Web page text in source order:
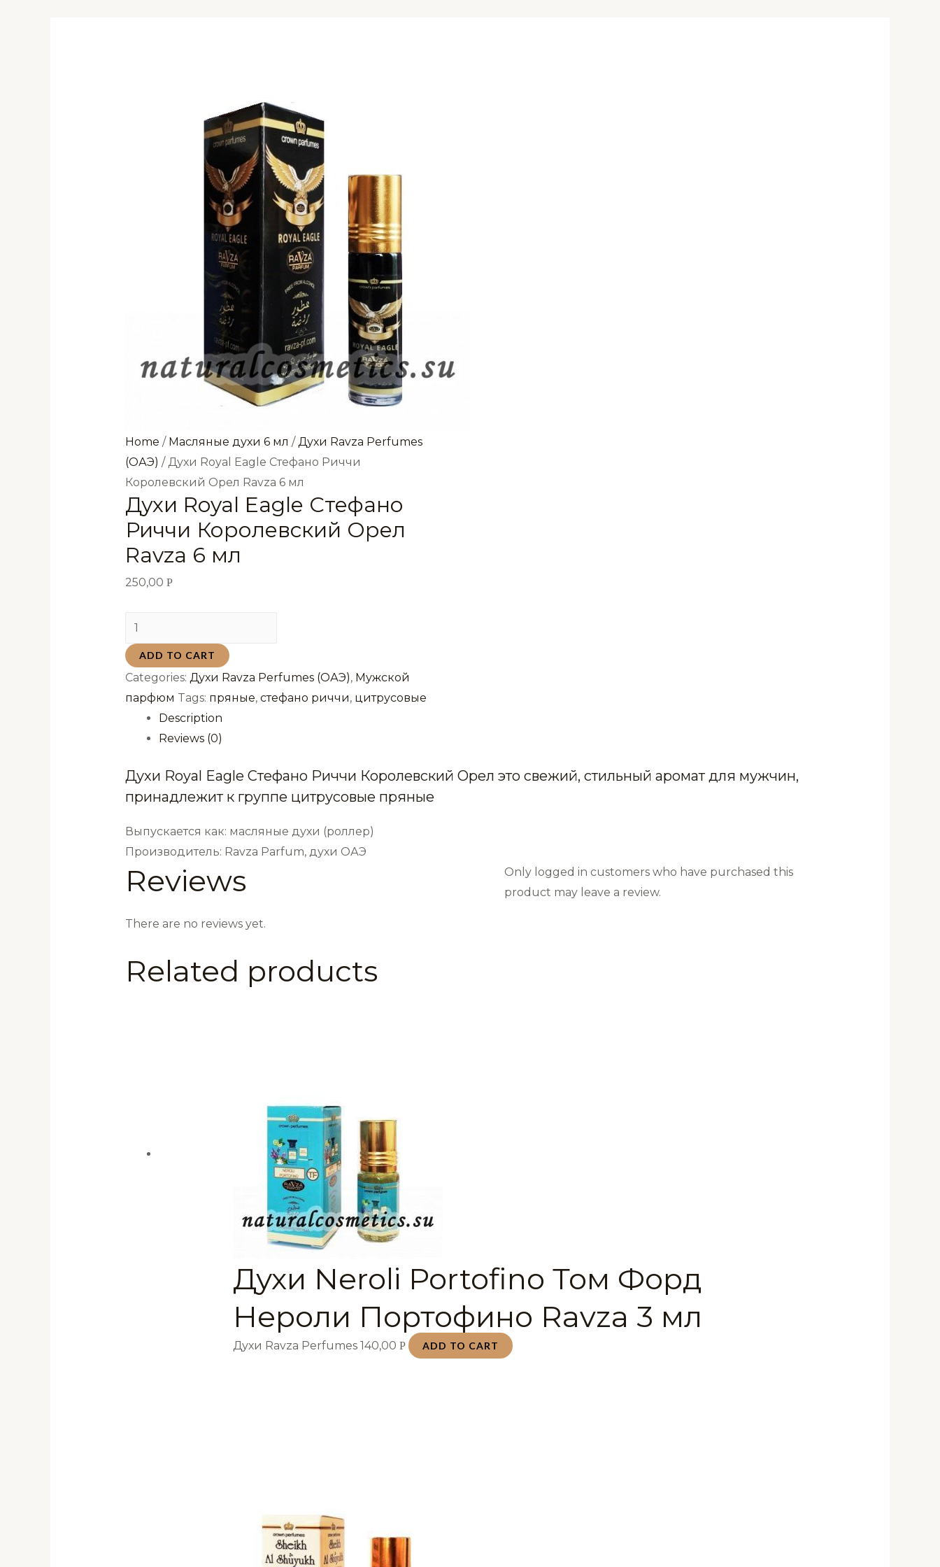
Home / Масляные духи 6 мл / Духи Ravza Perfumes
(ОАЭ) / Духи Royal Eagle Стефано Риччи
Королевский Орел Ravza 6 мл
Духи Royal Eagle Стефано
Риччи Королевский Орел
Ravza 6 мл
250,00 Р
Духи
Royal
Eagle
Стефано
Риччи
Королевский
Орел
6
мл
quantity
ADD TO CART
Categories: Духи Ravza Perfumes (ОАЭ), Мужской
парфюм Tags: пряные, стефано риччи, цитрусовые
Description
Reviews (0)
Духи Royal Eagle Стефано Риччи Королевский Орел это свежий, стильный аромат для мужчин,
принадлежит к группе цитрусовые пряные
Выпускается как: масляные духи (роллер)
Производитель: Ravza Parfum, духи ОАЭ
Reviews
There are no reviews yet.
Only logged in customers who have purchased this
product may leave a review.
Related products
Духи Neroli Portofino Том Форд
Нероли Портофино Ravza 3 мл
Духи Ravza Perfumes140,00Р ADD TO CART